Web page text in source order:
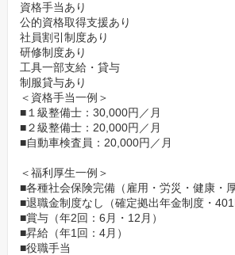
資格手当あり
公的資格取得支援あり
社員割引制度あり
研修制度あり
工具一部支給・貸与
制服貸与あり
＜資格手当一例＞
■１級整備士：30,000円／月
■２級整備士：20,000円／月
■自動車検査員：20,000円／月
＜福利厚生一例＞
■各種社会保険完備（雇用・労災・健康・厚
■退職金制度なし（確定拠出年金制度・
■賞与（年2回：6月・12月）
■昇給（年1回：4月）
■役職手当